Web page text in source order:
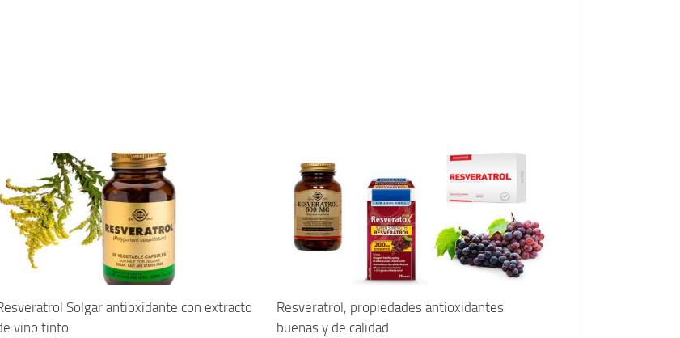
Solgar antioxidante con extracto
vino tinto
Resveratrol, propiedades antioxidantes
buenas y de calidad